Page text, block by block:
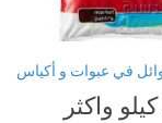
في عبوات و أكياس
واكثر